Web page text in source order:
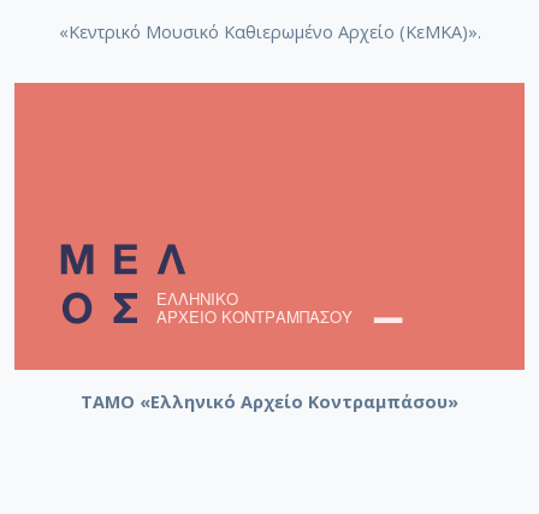
«Κεντρικό Μουσικό Καθιερωμένο Αρχείο (ΚεΜΚΑ)».
ΤΑΜΟ «Ελληνικό Αρχείο Κοντραμπάσου»